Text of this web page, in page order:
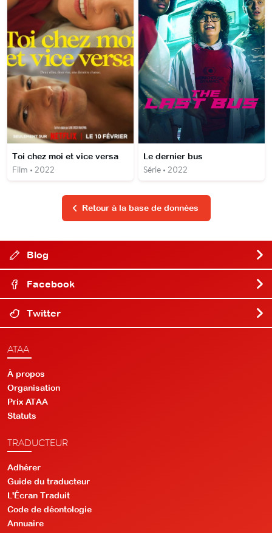
Toi chez moi et vice versa
Film • 2022
Le dernier bus
Série • 2022
Retour à la base de données
Blog
Facebook
Twitter
ATAA
À propos
Organisation
Prix ATAA
Statuts
TRADUCTEUR
Adhérer
Guide du traducteur
L'Écran Traduit
Code de déontologie
Annuaire